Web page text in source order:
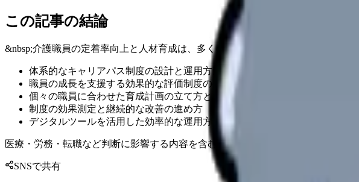
この記事の結論
&nbsp;介護職員の定着率向上と人材育成は、多くの施設が直面する重要な課題です
体系的なキャリアパス制度の設計と運用方法
職員の成長を支援する効果的な評価制度の確立手法
個々の職員に合わせた育成計画の立て方とその実践方法
制度の効果測定と継続的な改善の進め方
デジタルツールを活用した効率的な運用方法
医療・労務・転職など判断に影響する内容を含むため、制度やサービスの最新
SNSで共有